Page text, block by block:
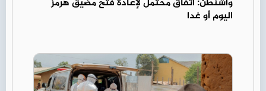
واشنطن: اتفاق محتمل لإعادة فتح مضيق هرمز
اليوم أو غدا